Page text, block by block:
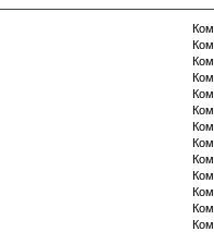
Ком.
Ком.
Ком.
Ком.
Ком.
Ком.
Ком.
Ком.
Ком.
Ком.
Ком.
Ком.
Ком.